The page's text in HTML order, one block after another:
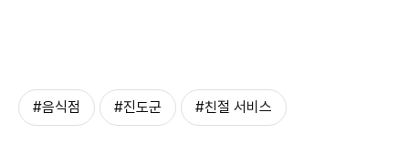
#음식점 #진도군 #친절 서비스